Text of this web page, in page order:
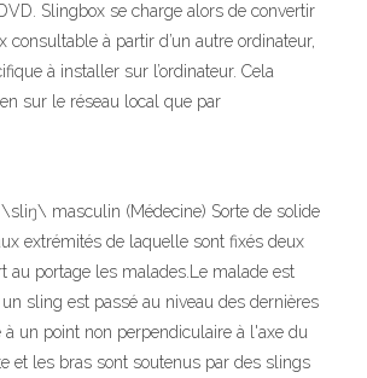
Slingbox se charge alors de convertir
consultable à partir d’un autre ordinateur,
à installer sur l’ordinateur. Cela
sur le réseau local que par
masculin (Médecine) Sorte de solide
extrémités de laquelle sont fixés deux
au portage les malades.Le malade est
sling est passé au niveau des dernières
à un point non perpendiculaire à l'axe du
et les bras sont soutenus par des slings